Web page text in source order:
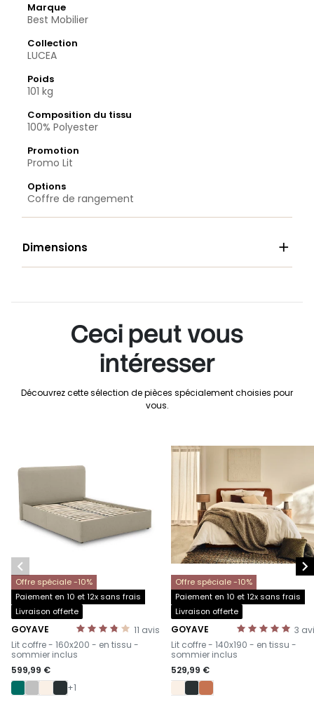
Marque
Best Mobilier
Collection
LUCEA
Poids
101 kg
Composition du tissu
100% Polyester
Promotion
Promo Lit
Options
Coffre de rangement
Dimensions 
Ceci peut vous
intéresser
Découvrez cette sélection de pièces spécialement choisies pour
vous.
Offre spéciale -10%
Paiement en 10 et 12x sans frais
Livraison offerte
11 avis
GOYAVE
-
Lit coffre - 160x200 - en tissu -
sommier inclus
599,99 €
+1
Offre spéciale -10%
Paiement en 10 et 12x sans frais
Livraison offerte
3
GOYAVE
-
Lit coffre - 140x190 - en tissu -
sommier inclus
529,99 €
 